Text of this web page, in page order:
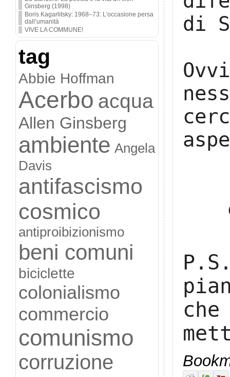
Ginsberg (1998)
Boris Kagarlitsky: 1968–73: L’occasione persa
dall’umanità
VIVE LA COMMUNE!
tag
Abbie Hoffman
Acerbo acqua
Allen Ginsberg
ambiente Angela
Davis
antifascismo
cosmico
antiproibizionismo
beni comuni
biciclette
colonialismo
commercio
comunismo
corruzione
di